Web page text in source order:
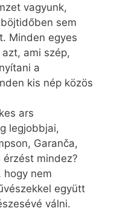
vagyunk,
sem
Minden egyes
ami szép,
a
kis nép közös
ars
legjobbjai,
Garanča,
mindez?
hogy nem
együtt
válni.